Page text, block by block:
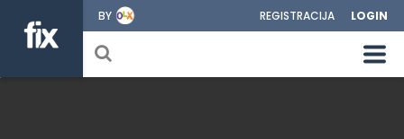
BY REGISTRACIJA LOGIN